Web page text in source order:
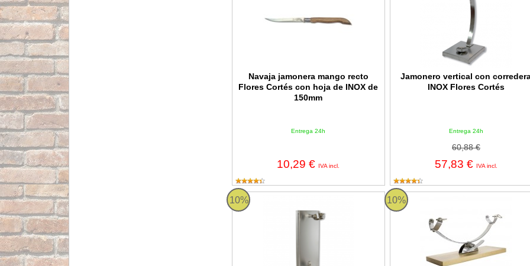
Navaja jamonera mango recto
Flores Cortés con hoja de INOX de
150mm
Entrega 24h
10,29 € IVA incl.
Jamonero vertical con
INOX Flores Cortés
Entrega 24h
60,88 €
57,83 € IVA incl.
10%
Jamonero de pared Giratorio INOX Flores Cortés
10%
Jamonero balancín pletina INOX-